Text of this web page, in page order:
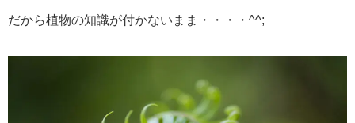
だから植物の知識が付かないまま・・・・^^;